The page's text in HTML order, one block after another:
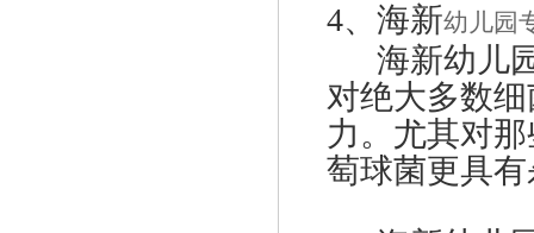
4、 海新幼儿园
海新幼儿园
对绝大多数
力。尤其对
萄球菌更具